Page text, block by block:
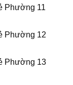
Phường 11
Phường 12
Phường 13